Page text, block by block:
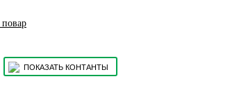
повар
ПОКАЗАТЬ КОНТАНТЫ